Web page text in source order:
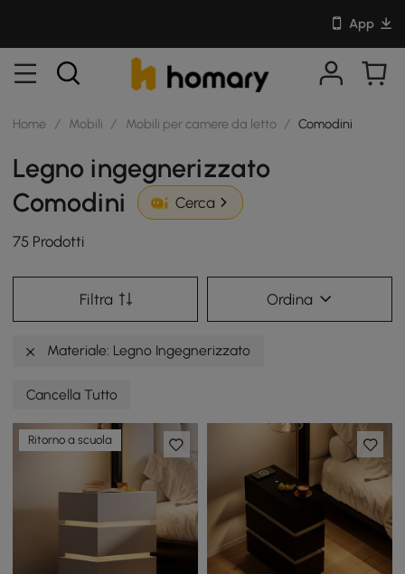
App
Home / Mobili / Mobili per camere da letto / Comodini
Legno ingegnerizzato
Comodini
Cerca
75 Prodotti
Filtra Ordina
Materiale: Legno Ingegnerizzato
Cancella Tutto
Ritorno a scuola